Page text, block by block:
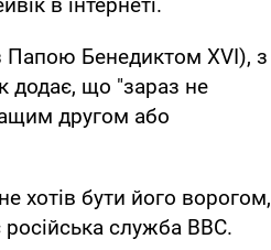
в інтернеті.
Папою Бенедиктом XVI), з
додає, що "зараз не
другом або
хотів бути його ворогом,
служба BBC.